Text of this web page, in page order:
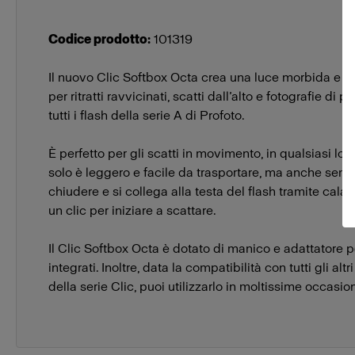
Codice prodotto: 101319
Il nuovo Clic Softbox Octa crea una luce morbida e
per ritratti ravvicinati, scatti dall’alto e fotografie di
tutti i flash della serie A di Profoto.
È perfetto per gli scatti in movimento, in qualsiasi
solo è leggero e facile da trasportare, ma anche
chiudere e si collega alla testa del flash tramite
un clic per iniziare a scattare.
Il Clic Softbox Octa è dotato di manico e adattatore
integrati. Inoltre, data la compatibilità con tutti gli
della serie Clic, puoi utilizzarlo in moltissime